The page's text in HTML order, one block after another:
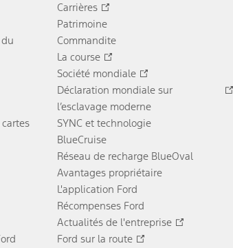
Carrières
Patrimoine
Commandite
La course
Société mondiale
Déclaration mondiale sur
l’esclavage moderne
SYNC et technologie
BlueCruise
Réseau de recharge BlueOval
Avantages propriétaire
L'application Ford
Récompenses Ford
Actualités de l'entreprise
Ford sur la route